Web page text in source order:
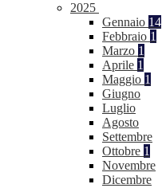
2025
Gennaio 14
Febbraio 1
Marzo 1
Aprile 1
Maggio 1
Giugno
Luglio
Agosto
Settembre
Ottobre 1
Novembre
Dicembre